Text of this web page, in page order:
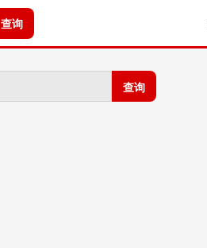
查询
查询